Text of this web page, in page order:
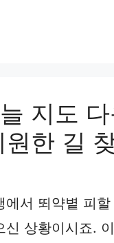
지도
원한 길
에서 뙤약볕 피할
신 상황이시죠.